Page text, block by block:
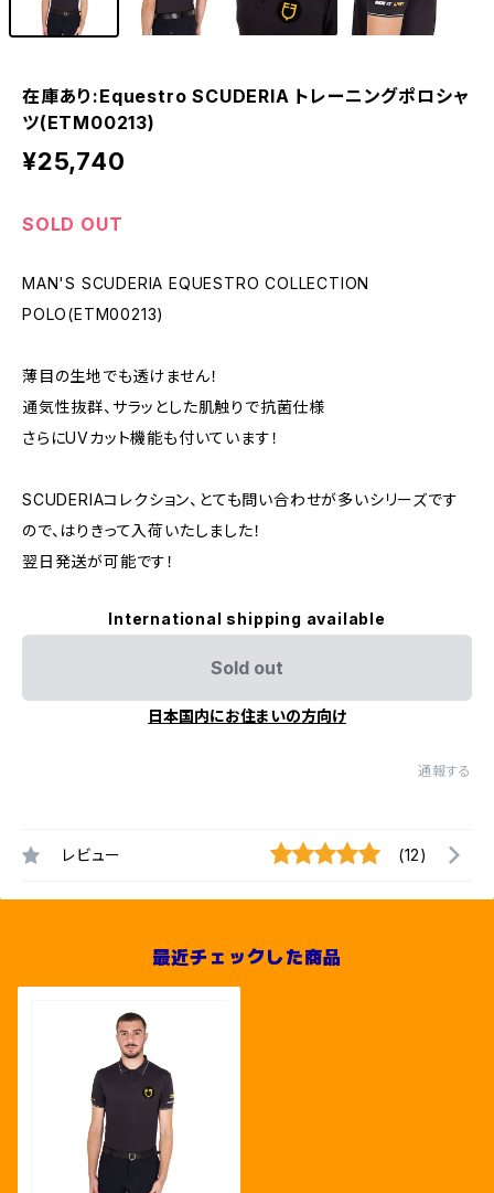
在庫あり:Equestro SCUDERIA トレーニングポロシャ
ツ(ETM00213)
¥25,740
SOLD OUT
MAN'S SCUDERIA EQUESTRO COLLECTION
POLO(ETM00213)
薄目の生地でも透けません！
通気性抜群、サラッとした肌触りで抗菌仕様
さらにUVカット機能も付いています！
SCUDERIAコレクション、とても問い合わせが多いシリーズです
ので、はりきって入荷いたしました！
翌日発送が可能です！
International shipping available
Sold out
日本国内にお住まいの方向け
通報する
レビュー (12)
最近チェックした商品